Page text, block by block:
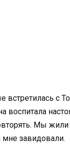
встретилась с
воспитала
Мы
мне завидовали.